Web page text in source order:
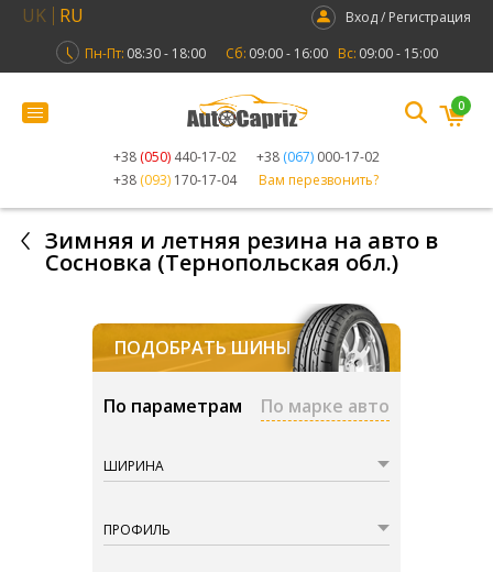
UK RU
Вход / Регистрация
Пн-Пт: 08:30 - 18:00 Сб: 09:00 - 16:00 Вс: 09:00 - 15:00
+38 (050) 440-17-02 +38 (067) 000-17-02
+38 (093) 170-17-04 Вам перезвонить?
0
Зимняя и летняя резина на авто в
Сосновка (Тернопольская обл.)
ПОДОБРАТЬ ШИНЫ
По параметрам По марке авто
ШИРИНА
ПРОФИЛЬ